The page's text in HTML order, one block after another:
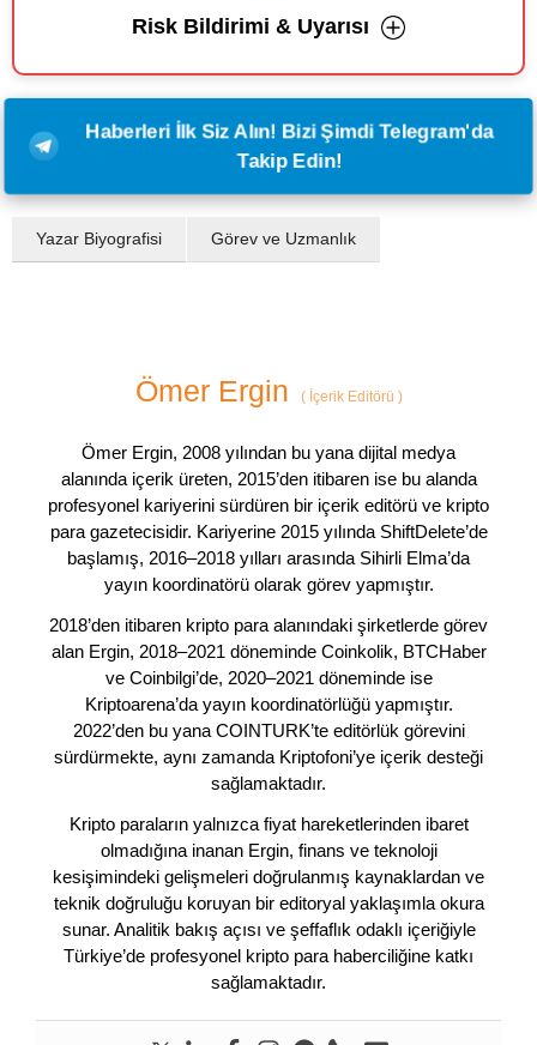
Risk Bildirimi & Uyarısı
Haberleri İlk Siz Alın! Bizi Şimdi Telegram'da
Takip Edin!
Yazar Biyografisi Görev ve Uzmanlık
Ömer Ergin (İçerik Editörü )
Ömer Ergin, 2008 yılından bu yana dijital medya
alanında içerik üreten, 2015’den itibaren ise bu alanda
profesyonel kariyerini sürdüren bir içerik editörü ve kripto
para gazetecisidir. Kariyerine 2015 yılında ShiftDelete’de
başlamış, 2016–2018 yılları arasında Sihirli Elma’da
yayın koordinatörü olarak görev yapmıştır.
2018’den itibaren kripto para alanındaki şirketlerde görev
alan Ergin, 2018–2021 döneminde Coinkolik, BTCHaber
ve Coinbilgi’de, 2020–2021 döneminde ise
Kriptoarena’da yayın koordinatörlüğü yapmıştır.
2022’den bu yana COINTURK’te editörlük görevini
sürdürmekte, aynı zamanda Kriptofoni’ye içerik desteği
sağlamaktadır.
Kripto paraların yalnızca fiyat hareketlerinden ibaret
olmadığına inanan Ergin, finans ve teknoloji
kesişimindeki gelişmeleri doğrulanmış kaynaklardan ve
teknik doğruluğu koruyan bir editoryal yaklaşımla okura
sunar. Analitik bakış açısı ve şeffaflık odaklı içeriğiyle
Türkiye’de profesyonel kripto para haberciliğine katkı
sağlamaktadır.